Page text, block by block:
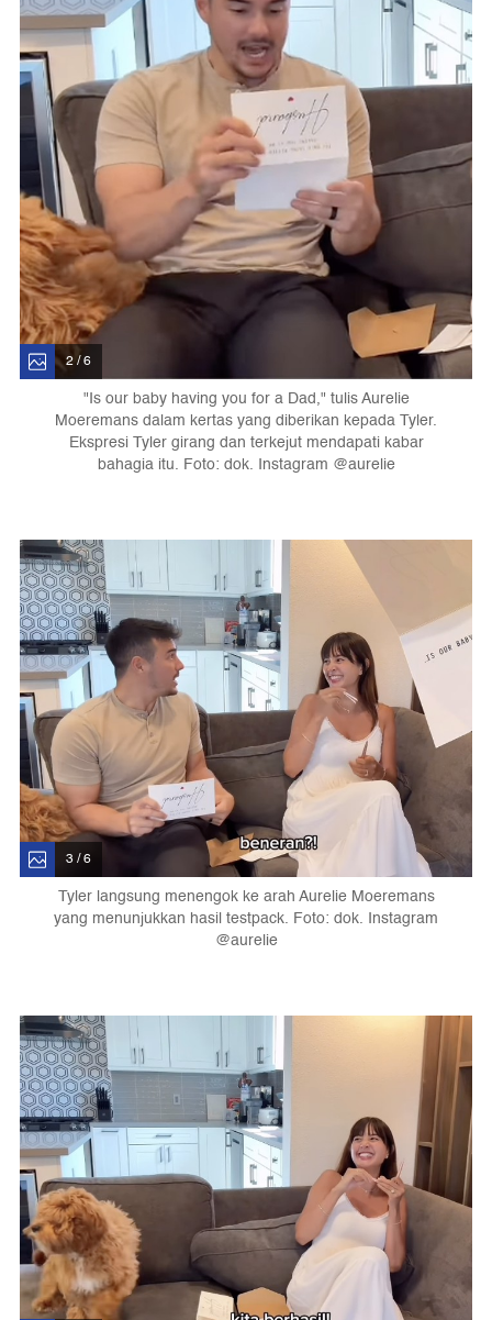
2 / 6
"Is our baby having you for a Dad," tulis Aurelie
Moeremans dalam kertas yang diberikan kepada Tyler.
Ekspresi Tyler girang dan terkejut mendapati kabar
bahagia itu. Foto: dok. Instagram @aurelie
3 / 6
Tyler langsung menengok ke arah Aurelie Moeremans
yang menunjukkan hasil testpack. Foto: dok. Instagram
@aurelie